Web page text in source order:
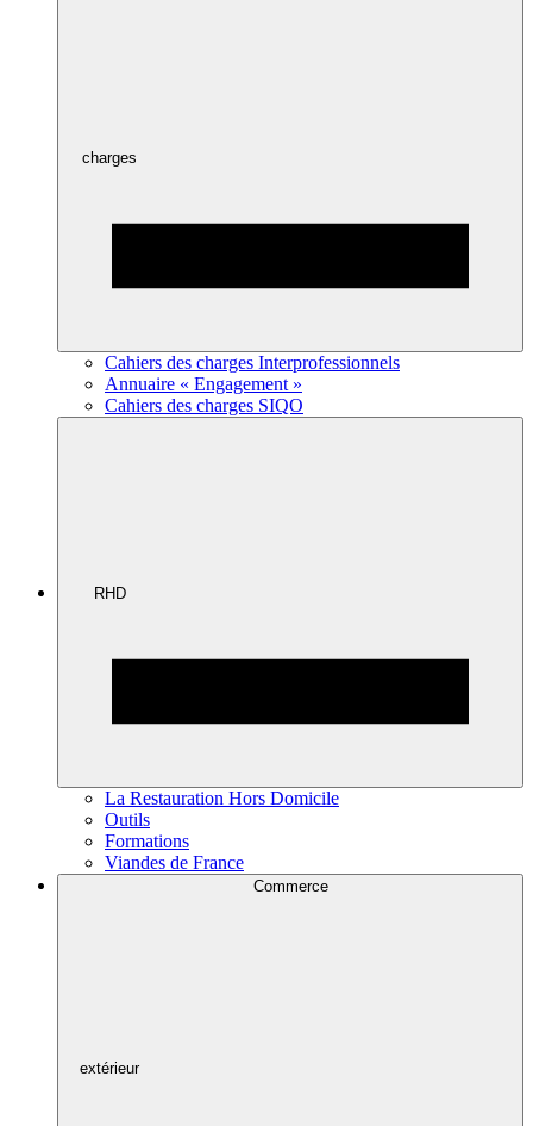
charges
Cahiers des charges Interprofessionnels
Annuaire « Engagement »
Cahiers des charges SIQO
RHD
La Restauration Hors Domicile
Outils
Formations
Viandes de France
Commerce
extérieur